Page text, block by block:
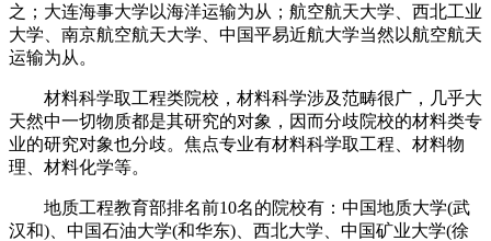
之；大连海事大学以海洋运输为从；航空航天大学、西北工业
大学、南京航空航天大学、中国平易近航大学当然以航空航天
运输为从。
材料科学取工程类院校，材料科学涉及范畴很广，几乎大
天然中一切物质都是其研究的对象，因而分歧院校的材料类专
业的研究对象也分歧。焦点专业有材料科学取工程、材料物
理、材料化学等。
地质工程教育部排名前10名的院校有：中国地质大学(武
汉和)、中国石油大学(和华东)、西北大学、中国矿业大学(徐